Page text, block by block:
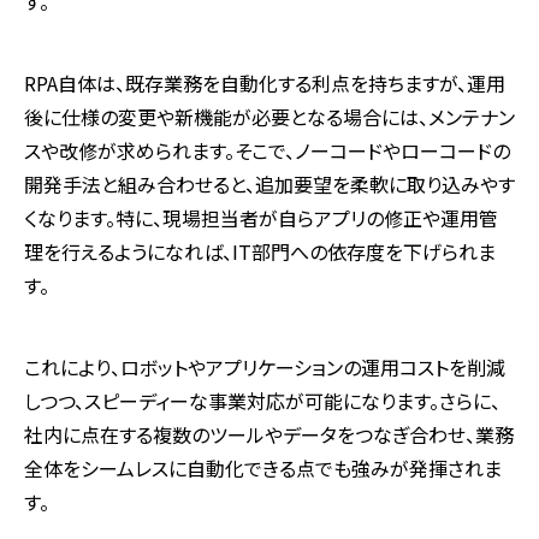
RPA自体は、既存業務を自動化する利点を持ちますが、運用
後に仕様の変更や新機能が必要となる場合には、メンテナン
スや改修が求められます。そこで、ノーコードやローコードの
開発手法と組み合わせると、追加要望を柔軟に取り込みやす
くなります。特に、現場担当者が自らアプリの修正や運用管
理を行えるようになれば、IT部門への依存度を下げられま
す。
これにより、ロボットやアプリケーションの運用コストを削減
しつつ、スピーディーな事業対応が可能になります。さらに、
社内に点在する複数のツールやデータをつなぎ合わせ、業務
全体をシームレスに自動化できる点でも強みが発揮されま
す。